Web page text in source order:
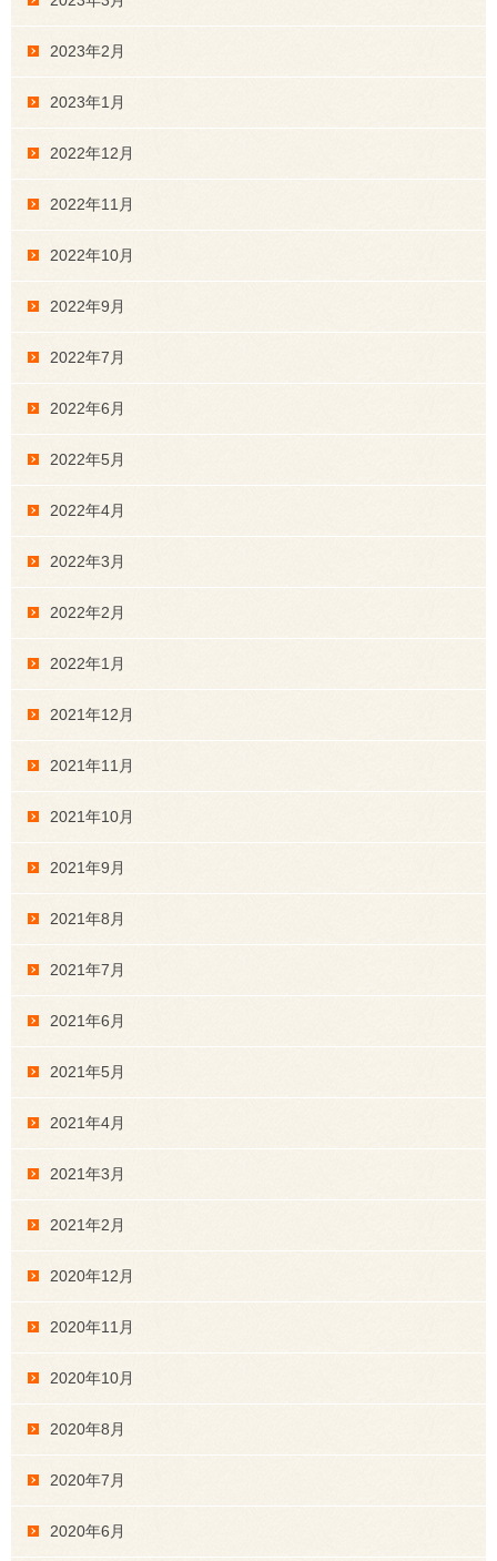
2023年2月
2023年1月
2022年12月
2022年11月
2022年10月
2022年9月
2022年7月
2022年6月
2022年5月
2022年4月
2022年3月
2022年2月
2022年1月
2021年12月
2021年11月
2021年10月
2021年9月
2021年8月
2021年7月
2021年6月
2021年5月
2021年4月
2021年3月
2021年2月
2020年12月
2020年11月
2020年10月
2020年8月
2020年7月
2020年6月